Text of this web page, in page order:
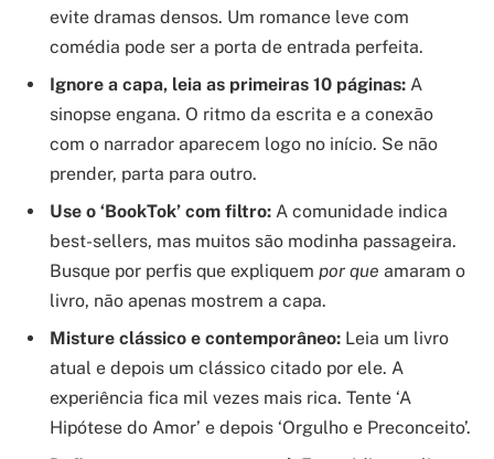
evite dramas densos. Um romance leve com
comédia pode ser a porta de entrada perfeita.
Ignore a capa, leia as primeiras 10 páginas: A
sinopse engana. O ritmo da escrita e a conexão
com o narrador aparecem logo no início. Se não
prender, parta para outro.
Use o ‘BookTok’ com filtro: A comunidade indica
best-sellers, mas muitos são modinha passageira.
Busque por perfis que expliquem por que amaram o
livro, não apenas mostrem a capa.
Misture clássico e contemporâneo: Leia um livro
atual e depois um clássico citado por ele. A
experiência fica mil vezes mais rica. Tente ‘A
Hipótese do Amor’ e depois ‘Orgulho e Preconceito’.